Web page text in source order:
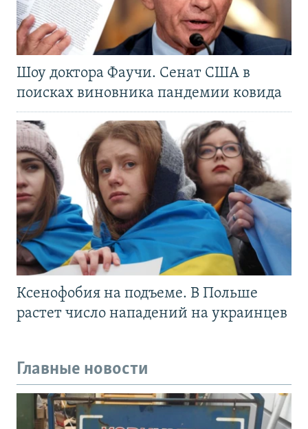
Шоу доктора Фаучи. Сенат США в
поисках виновника пандемии ковида
Ксенофобия на подъеме. В Польше
растет число нападений на украинцев
Главные новости